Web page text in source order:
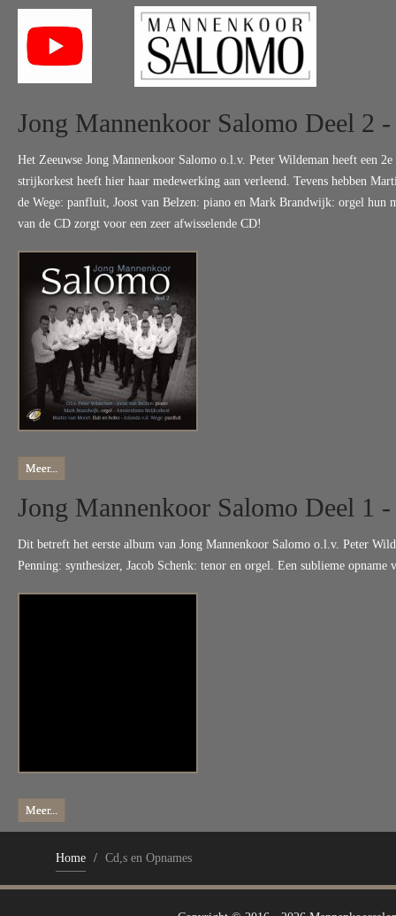
Jong Mannenkoor Salomo Deel 2
Het Zeeuwse Jong Mannenkoor Salomo o.l.v. Peter Wildeman heeft een
strijkorkest heeft hier haar medewerking aan verleend. Tevens hebben
de Wege: panfluit, Joost van Belzen: piano en Mark Brandwijk: orgel hun
van de CD zorgt voor een zeer afwisselende CD!
Meer...
Jong Mannenkoor Salomo Deel 1
Dit betreft het eerste album van Jong Mannenkoor Salomo o.l.v. Peter
Penning: synthesizer, Jacob Schenk: tenor en orgel. Een sublieme
Meer...
Home / Cd,s en Opnames